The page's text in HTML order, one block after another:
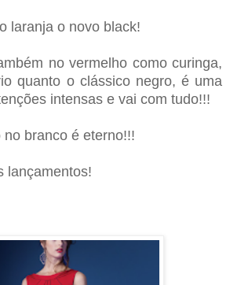
laranja o novo black!
no vermelho como curinga,
quanto o clássico negro, é uma
intensas e vai com tudo!!!
branco é eterno!!!
lançamentos!